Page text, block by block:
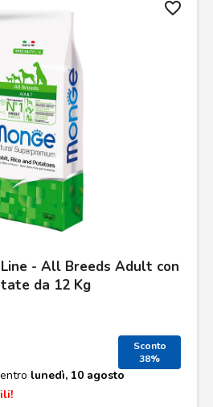
favorite_border
- All Breeds Adult con
da 12 Kg
Sconto
38%
entro lunedì, 10 agosto